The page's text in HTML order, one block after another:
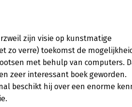
zijn visie op kunstmatige
zo verre) toekomst de
met behulp van computers.
zeer interessant boek geworden.
beschikt hij over een enorme